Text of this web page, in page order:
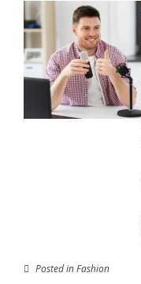
Posted inFashion